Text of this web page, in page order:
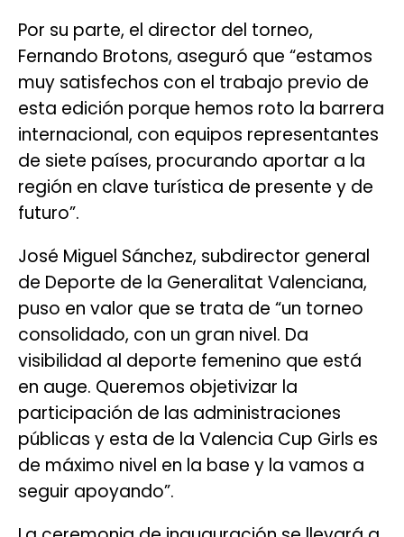
Por su parte, el director del torneo,
Fernando Brotons, aseguró que “estamos
muy satisfechos con el trabajo previo de
esta edición porque hemos roto la barrera
internacional, con equipos representantes
de siete países, procurando aportar a la
región en clave turística de presente y de
futuro”.
José Miguel Sánchez, subdirector general
de Deporte de la Generalitat Valenciana,
puso en valor que se trata de “un torneo
consolidado, con un gran nivel. Da
visibilidad al deporte femenino que está
en auge. Queremos objetivizar la
participación de las administraciones
públicas y esta de la Valencia Cup Girls es
de máximo nivel en la base y la vamos a
seguir apoyando”.